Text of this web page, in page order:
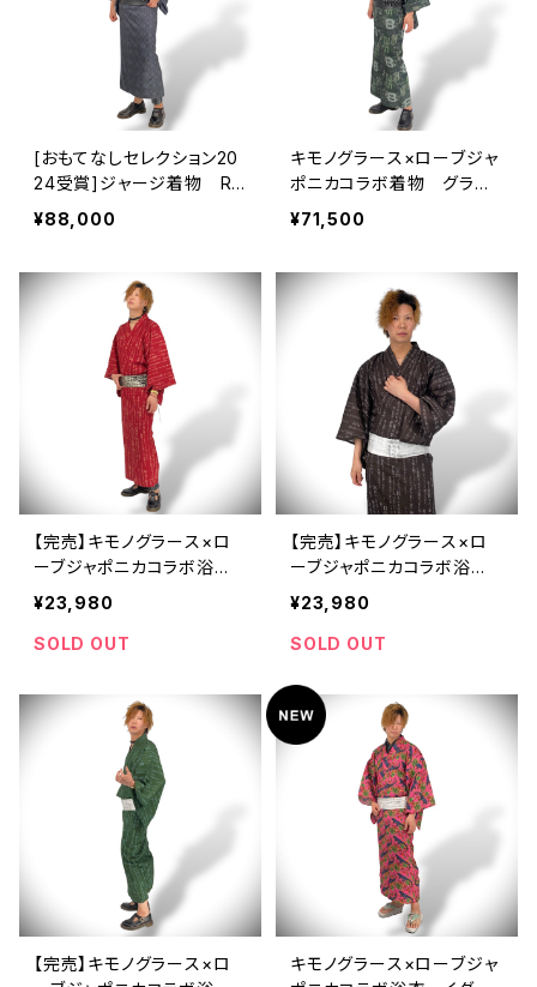
[おもてなしセレクション20
24受賞]ジャージ着物 RO
BEJAPONICAコラボ 逢
魔時〈dusk〉メンズ単衣
¥88,000
キモノグラース×ローブジャ
ポニカコラボ着物 グラン
ジ カーキグリーン メン
ズ単衣 ポリエステル10
¥71,500
【完売】キモノグラース×ロ
ーブジャポニカコラボ浴
衣 厨二病 真紅 メン
ズ 綿100％
¥23,980
SOLD OUT
【完売】キモノグラース×ロ
ーブジャポニカコラボ浴
衣 厨二病 漆黒 メン
ズ 綿100％
¥23,980
SOLD OUT
【完売】キモノグラース×ロ
キモノグラース×ローブジャ